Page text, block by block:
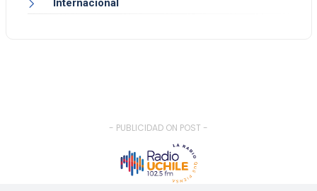
Internacional
- PUBLICIDAD ON POST -